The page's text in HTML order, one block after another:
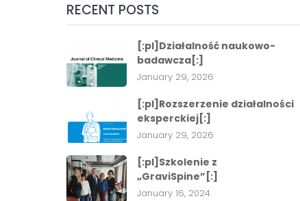
RECENT POSTS
[:pl]Działalność naukowo-
badawcza[:]
January 29, 2026
[:pl]Rozszerzenie działalności
eksperckiej[:]
January 29, 2026
[:pl]Szkolenie z
„GraviSpine”[:]
January 16, 2024